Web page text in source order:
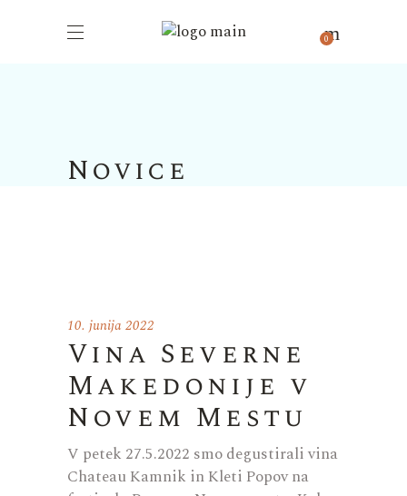
0
Novice
10. junija 2022
Vina Severne
Makedonije v
Novem Mestu
V petek 27.5.2022 smo degustirali vina
Chateau Kamnik in Kleti Popov na